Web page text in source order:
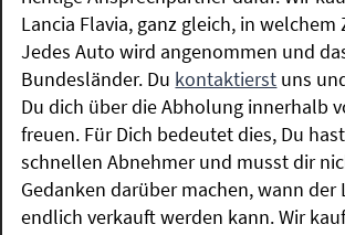
Lancia Flavia, ganz gleich, in welchem
Jedes Auto wird angenommen und
Bundesländer. Du kontaktierst uns
Du dich über die Abholung innerhalb
freuen. Für Dich bedeutet dies, Du
schnellen Abnehmer und musst dir
Gedanken darüber machen, wann der
endlich verkauft werden kann. Wir